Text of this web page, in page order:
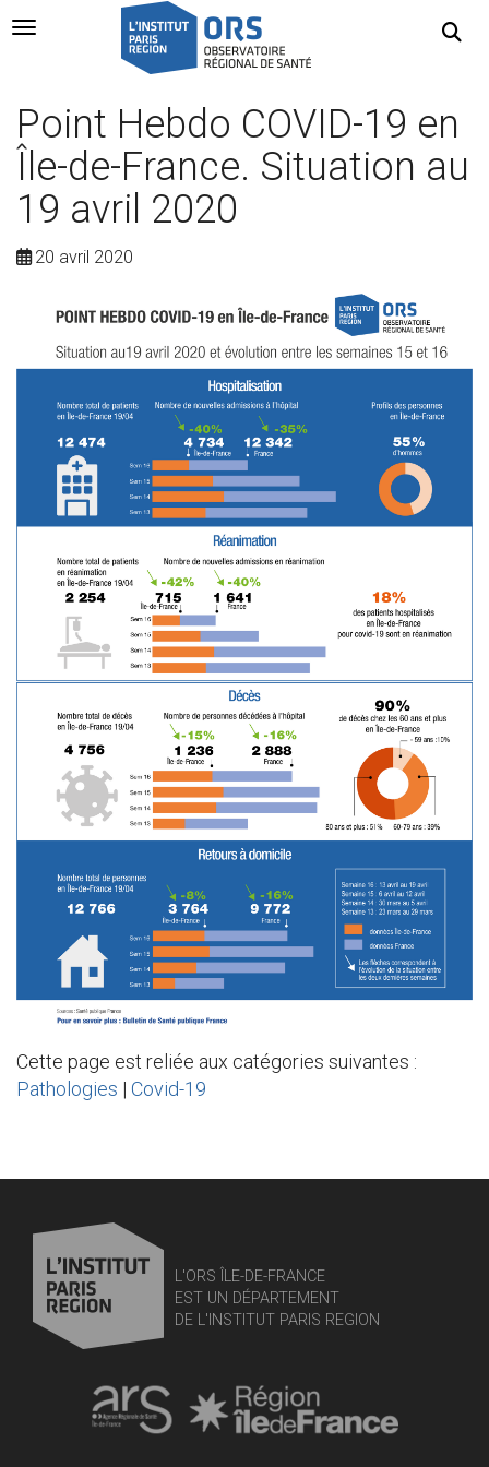
Navigation Toggle
Point Hebdo COVID-19 en
Île-de-France. Situation au
19 avril 2020
20 avril 2020
Cette page est reliée aux catégories suivantes :
Pathologies | Covid-19
L'ORS ÎLE-DE-FRANCE
EST UN DÉPARTEMENT
DE L'INSTITUT PARIS REGION